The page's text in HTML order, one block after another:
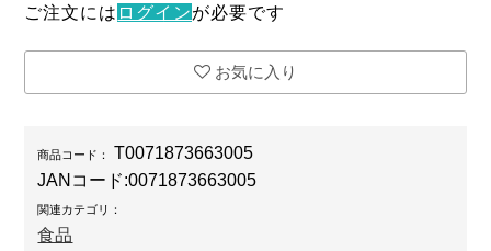
ご注文には ログインが必要です
お気に入り
商品コード：
T0071873663005
JANコード:0071873663005
関連カテゴリ：
食品